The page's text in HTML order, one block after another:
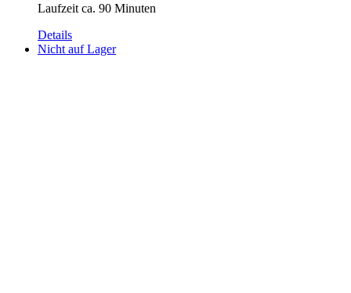
Laufzeit ca. 90 Minuten
Details
Nicht auf Lager